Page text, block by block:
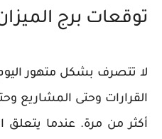
توقعات برج
لا تتصرف بشكل متهور
القرارات وحتى المشاريع
أكثر من مرة. عندما يتعلق